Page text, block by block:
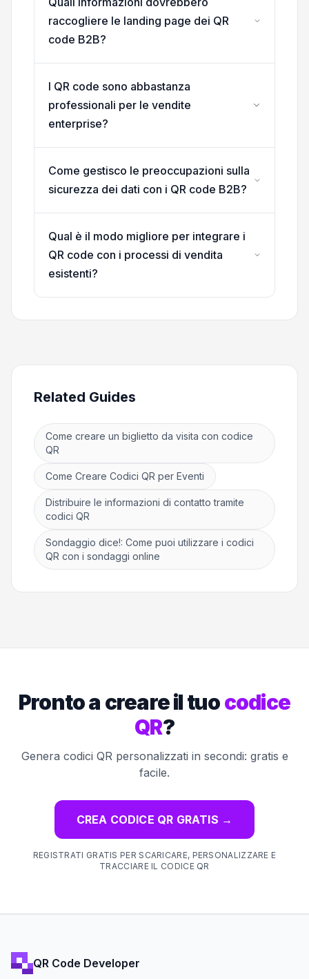
raccogliere le landing page dei QR
code B2B?
I QR code sono abbastanza
professionali per le vendite
enterprise?
Come gestisco le preoccupazioni sulla
sicurezza dei dati con i QR code B2B?
Qual è il modo migliore per integrare i
QR code con i processi di vendita
esistenti?
Related Guides
Come creare un biglietto da visita con codice
QR
Come Creare Codici QR per Eventi
Distribuire le informazioni di contatto tramite
codici QR
Sondaggio dice!: Come puoi utilizzare i codici
QR con i sondaggi online
Pronto a creare il tuocodice
QR?
Genera codici QR personalizzati in secondi: gratis e
facile.
CREA CODICE QR GRATIS →
REGISTRATI GRATIS PER SCARICARE, PERSONALIZZARE E
TRACCIARE IL CODICE QR
QR Code Developer